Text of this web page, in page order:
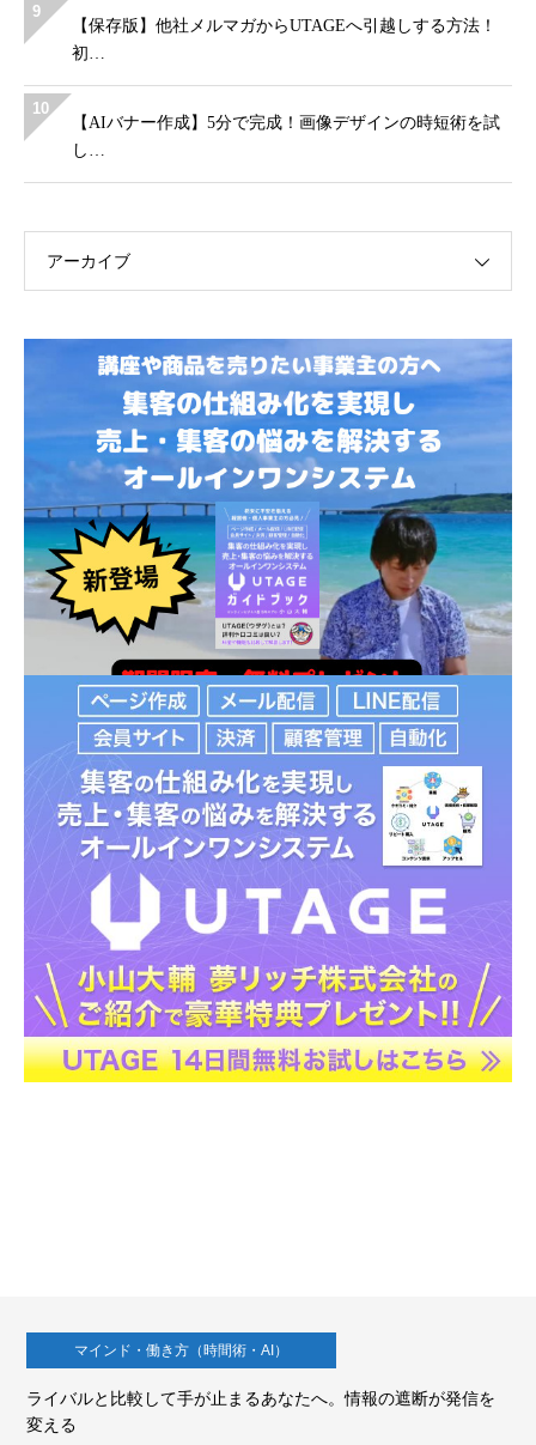
9
【保存版】他社メルマガからUTAGEへ引越しする方法！
初…
10
【AIバナー作成】5分で完成！画像デザインの時短術を試
し…
アーカイブ
マインド・働き方（時間術・AI）
ライバルと比較して手が止まるあなたへ。情報の遮断が発信を
変える